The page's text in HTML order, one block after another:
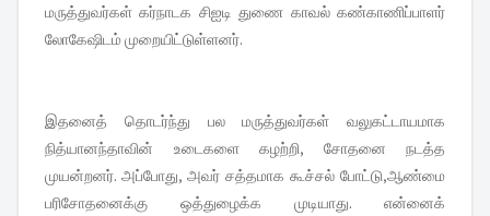
மருத்துவர்கள் கர்நாடக சிஐடி துணை காவல் கண்காணிப்பாளர்
லோகேஷிடம் முறையிட்டுள்ளனர்.
இதனைத் தொடர்ந்து பல மருத்துவர்கள் வலுகட்டாயமாக
நித்யானந்தாவின் உடைகளை கழற்றி, சோதனை நடத்த
முயன்றனர். அப்போது, அவர் சத்தமாக கூச்சல் போட்டு,ஆண்மை
பரிசோதனைக்கு ஒத்துழைக்க முடியாது. என்னைக்